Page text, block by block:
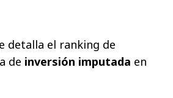
detalla el ranking de
de inversión imputada en